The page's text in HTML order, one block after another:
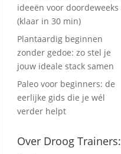
ideeën voor doordeweeks
(klaar in 30 min)
Plantaardig beginnen
zonder gedoe: zo stel je
jouw ideale stack samen
Paleo voor beginners: de
eerlijke gids die je wél
verder helpt
Over Droog Trainers: